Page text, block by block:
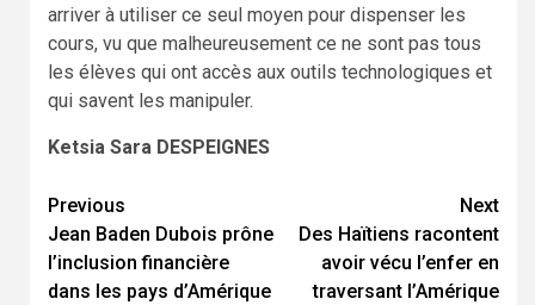
arriver à utiliser ce seul moyen pour dispenser les
cours, vu que malheureusement ce ne sont pas tous
les élèves qui ont accès aux outils technologiques et
qui savent les manipuler.
Ketsia Sara DESPEIGNES
Continue
Reading
Previous
Jean Baden Dubois prône
l’inclusion financière
dans les pays d’Amérique
Next
Des Haïtiens racontent
avoir vécu l’enfer en
traversant l’Amérique